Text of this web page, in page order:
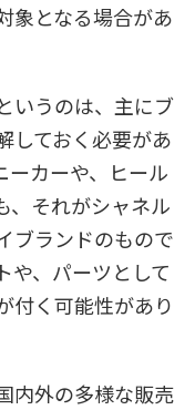
象となる場合があ
いうのは、主にブ
しておく必要があ
ーカーや、ヒール
、それがシャネル
ブランドのもので
や、パーツとして
付く可能性があり
内外の多様な販売